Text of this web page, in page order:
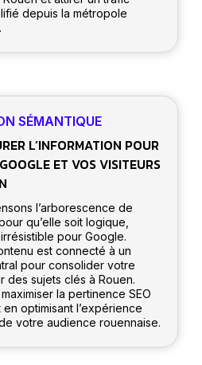
depuis la métropole
SÉMANTIQUE
L’INFORMATION POUR
ET VOS VISITEURS
l’arborescence de
qu’elle soit logique,
pour Google.
est connecté à un
pour consolider votre
des sujets clés à Rouen.
maximiser la pertinence SEO
optimisant l’expérience
votre audience rouennaise.